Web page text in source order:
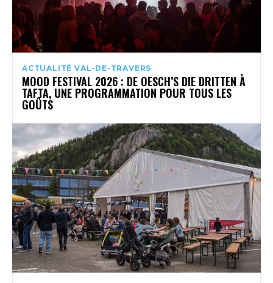
ACTUALITÉ VAL-DE-TRAVERS
MOOD FESTIVAL 2026 : DE OESCH’S DIE DRITTEN À
TAFTA, UNE PROGRAMMATION POUR TOUS LES
GOÛTS